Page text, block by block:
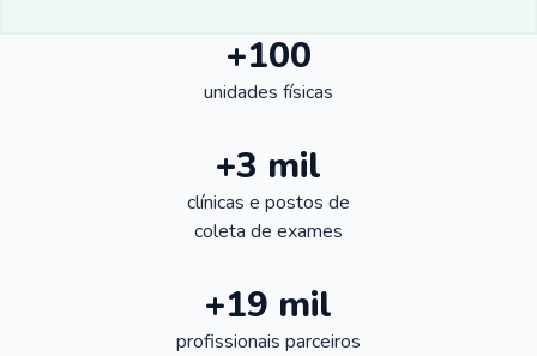
+100
unidades físicas
+3 mil
clínicas e postos de
coleta de exames
+19 mil
profissionais parceiros